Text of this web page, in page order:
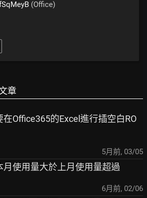
(Office)
章
在Office365的Excel進行插空白RO
5月前, 03/05
月使用量大於上月使用量超過
6月前, 02/06